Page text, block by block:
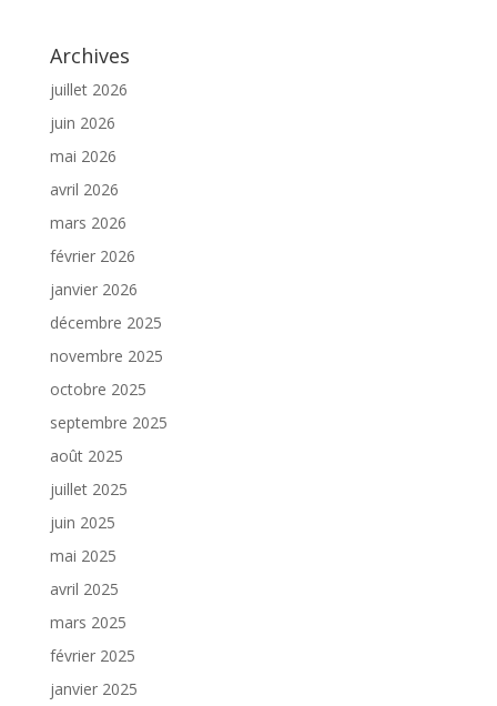
Archives
juillet 2026
juin 2026
mai 2026
avril 2026
mars 2026
février 2026
janvier 2026
décembre 2025
novembre 2025
octobre 2025
septembre 2025
août 2025
juillet 2025
juin 2025
mai 2025
avril 2025
mars 2025
février 2025
janvier 2025